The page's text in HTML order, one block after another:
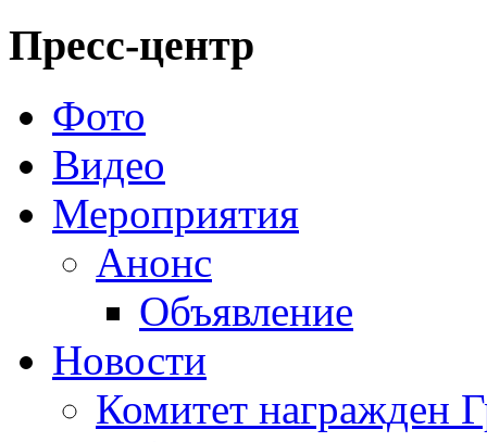
Пресс-центр
Фото
Видео
Мероприятия
Анонс
Объявление
Новости
Комитет награжден